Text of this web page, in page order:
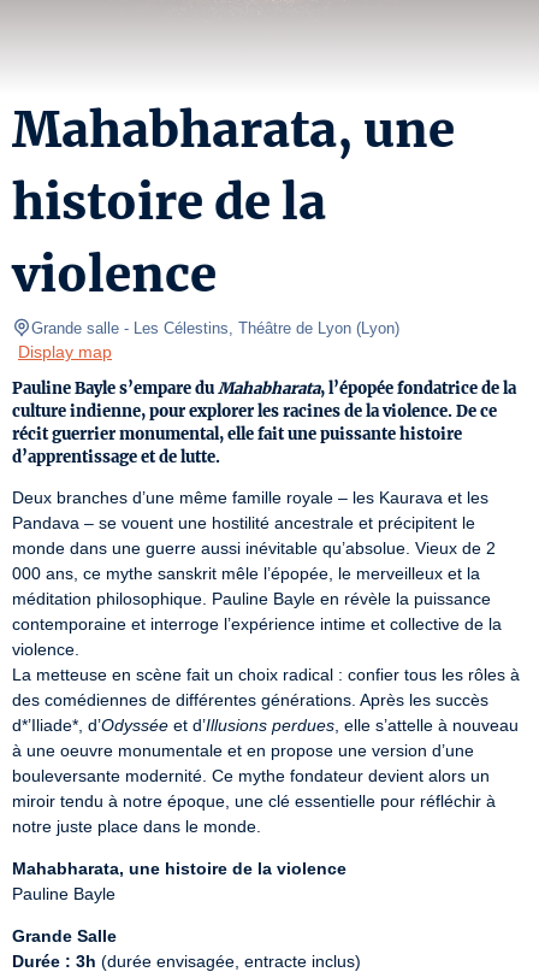
Mahabharata, une
histoire de la
violence
Grande salle - Les Célestins, Théâtre de Lyon (Lyon)
Display map
Pauline Bayle s’empare duMahabharata, l’épopée fondatrice de la
culture indienne, pour explorer les racines de la violence. De ce
récit guerrier monumental, elle fait une puissante histoire
d’apprentissage et de lutte.
Deux branches d’une même famille royale – les Kaurava et les
Pandava – se vouent une hostilité ancestrale et précipitent le
monde dans une guerre aussi inévitable qu’absolue. Vieux de 2
000 ans, ce mythe sanskrit mêle l’épopée, le merveilleux et la
méditation philosophique. Pauline Bayle en révèle la puissance
contemporaine et interroge l’expérience intime et collective de la
violence.
La metteuse en scène fait un choix radical : confier tous les rôles à
des comédiennes de différentes générations. Après les succès
d*’Iliade*, d’Odyssée et d’Illusions perdues , elle s’attelle à nouveau
à une oeuvre monumentale et en propose une version d’une
bouleversante modernité. Ce mythe fondateur devient alors un
miroir tendu à notre époque, une clé essentielle pour réfléchir à
notre juste place dans le monde.
Mahabharata, une histoire de la violence
Pauline Bayle
Grande Salle
Durée : 3h (durée envisagée, entracte inclus)